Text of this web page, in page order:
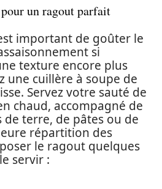
un ragout parfait
important de goûter le
si
texture encore plus
une cuillère à soupe de
Servez votre sauté de
chaud, accompagné de
terre, de pâtes ou de
répartition des
le ragout quelques
servir :